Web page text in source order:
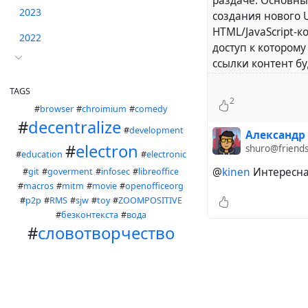
2023
2022
TAGS
#browser #chroimium #comedy
#decentralize #development
#education #electron #electronic
#git #goverment #infosec #libreoffice
#macros #mitm #movie #openofficeorg
#p2p #RMS #sjw #toy #ZOOMPOSITIVE
#безконтекста #вода
#словотворчество
создания нового
HTML/JavaScript-
доступ к
ссылки контент
сможет
и не
загрузить лишь
2
Александр
@kinen